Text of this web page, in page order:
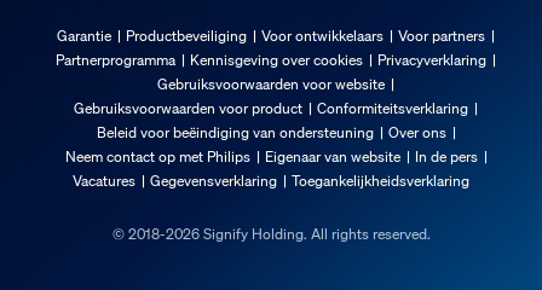
Garantie Productbeveiliging Voor ontwikkelaars
Voor partners
Partnerprogramma
Kennisgeving over cookies
Privacyverklaring
Gebruiksvoorwaarden voor website
Gebruiksvoorwaarden voor product
Conformiteitsverklaring
Beleid voor beëindiging van ondersteuning
Over ons
Neem contact op met Philips
Eigenaar van website
In de pers
Vacatures
Gegevensverklaring Toegankelijkheidsverklaring
© 2018-2026 Signify Holding. All rights reserved.